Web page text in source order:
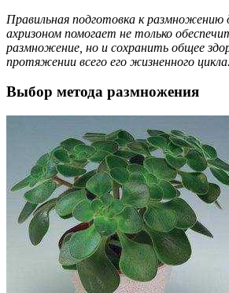
Правильная подготовка к размножению
ахризоном помогает не только
размножение, но и сохранить общее
протяжении всего его жизненного цикла.
Выбор метода размножения